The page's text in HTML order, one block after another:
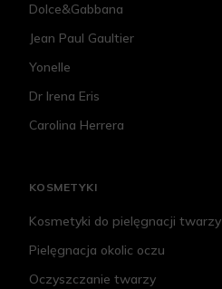
Dolce&Gabbana
Jean Paul Gaultier
Yonelle
Dr Irena Eris
Carolina Herrera
KOSMETYKI
Kosmetyki do pielęgnacji twarzy
Pielęgnacja okolic oczu
Oczyszczanie twarzy